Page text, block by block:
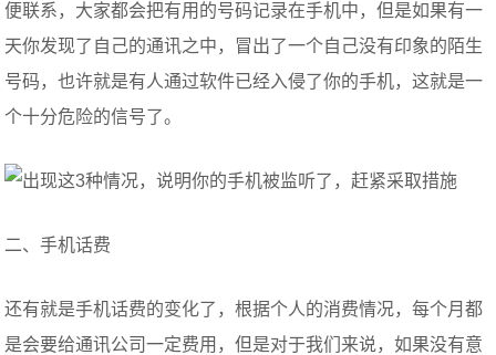
便联系，大家都会把有用的号码记录在手机中，但是如果有一
天你发现了自己的通讯之中，冒出了一个自己没有印象的陌生
号码，也许就是有人通过软件已经入侵了你的手机，这就是一
个十分危险的信号了。
二、手机话费
还有就是手机话费的变化了，根据个人的消费情况，每个月都
是会要给通讯公司一定费用，但是对于我们来说，如果没有意